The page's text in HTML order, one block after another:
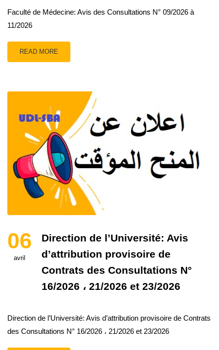
Faculté de Médecine: Avis des Consultations N° 09/2026 à
11/2026
READ MORE
06
avril
Direction de l’Université: Avis
d’attribution provisoire de
Contrats des Consultations N°
16/2026 ، 21/2026 et 23/2026
Direction de l’Université: Avis d’attribution provisoire de Contrats
des Consultations N° 16/2026 ، 21/2026 et 23/2026